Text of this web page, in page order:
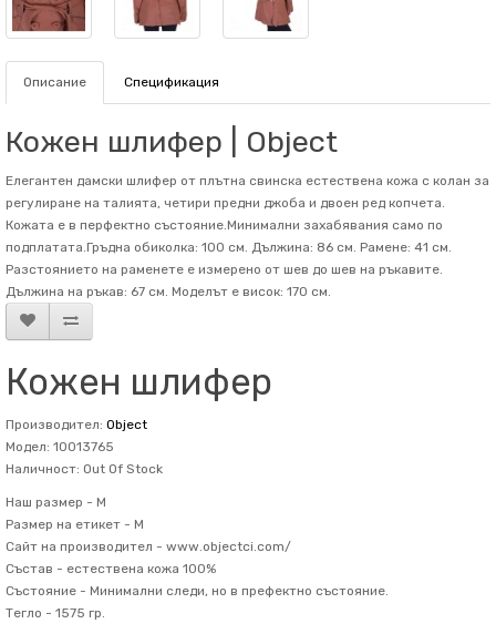
Описание Спецификация
Кожен шлифер | Object
Елегантен дамски шлифер от плътна свинска естествена кожа с колан за
регулиране на талията, четири предни джоба и двоен ред копчета.
Кожата е в перфектно състояние.Минимални захабявания само по
подплатата.Гръдна обиколка: 100 см. Дължина: 86 см. Рамене: 41 см.
Разстоянието на раменете е измерено от шев до шев на ръкавите.
Дължина на ръкав: 67 см. Mоделът е висок: 170 см.
Кожен шлифер
Производител: Object
Модел: 10013765
Наличност: Out Of Stock
Наш размер - M
Размер на етикет - M
Сайт на производител - www.objectci.com/
Състав - естествена кожа 100%
Състояние - Минимални следи, но в префектно състояние.
Тегло - 1575 гр.